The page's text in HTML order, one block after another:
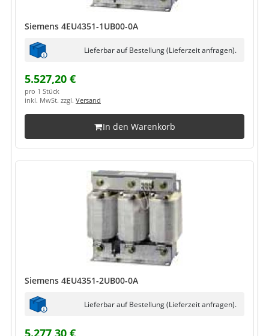
Siemens 4EU4351-1UB00-0A
Lieferbar auf Bestellung (Lieferzeit anfragen).
5.527,20 €
pro 1 Stück
inkl. MwSt. zzgl. Versand
In den Warenkorb
Siemens 4EU4351-2UB00-0A
Lieferbar auf Bestellung (Lieferzeit anfragen).
5.277,30 €